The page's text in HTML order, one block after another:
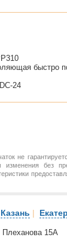
быстро
24
не
без
Казань |
Плеханова 15А